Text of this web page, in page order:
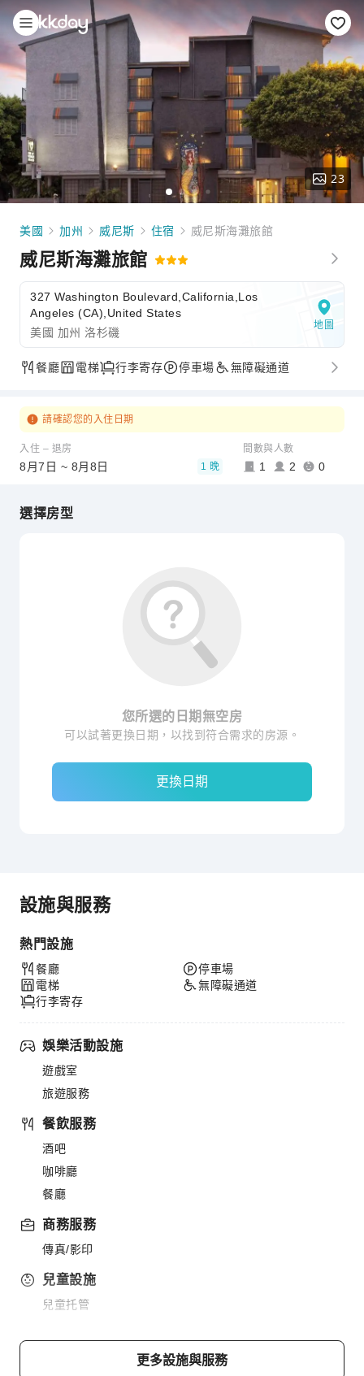
23
美國 加州 威尼斯 住宿 威尼斯海灘旅館
威尼斯海灘旅館
327 Washington Boulevard,California,Los
Angeles (CA),United States
美國 加州 洛杉磯
地圖
餐廳 電梯 行李寄存 停車場 無障礙通道
請確認您的入住日期
入住 – 退房
8月7日 ~ 8月8日 1 晚
間數與人數
1 2 0
選擇房型
您所選的日期無空房
可以試著更換日期，以找到符合需求的房源。
更換日期
設施與服務
熱門設施
餐廳
電梯
行李寄存
停車場
無障礙通道
娛樂活動設施
遊戲室
旅遊服務
餐飲服務
酒吧
咖啡廳
餐廳
商務服務
傳真/影印
兒童設施
兒童托管
更多設施與服務